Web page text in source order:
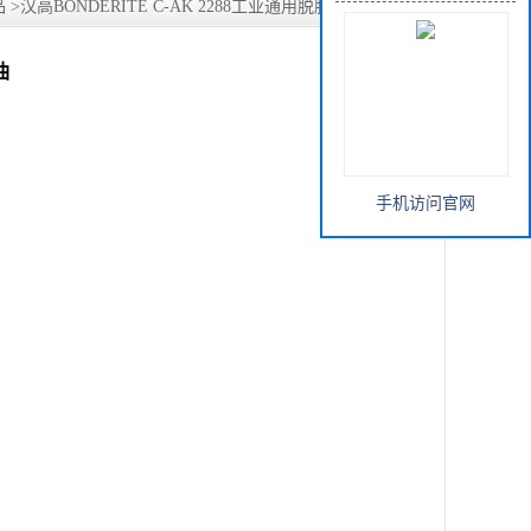
>汉高BONDERITE C-AK 2288工业通用脱脂重油污清洗无
手机访问官网